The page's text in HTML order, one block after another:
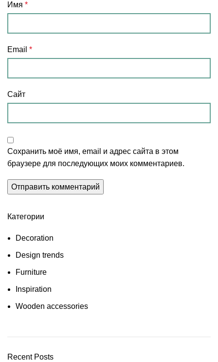
Имя *
Email *
Сайт
Сохранить моё имя, email и адрес сайта в этом
браузере для последующих моих комментариев.
Категории
Decoration
Design trends
Furniture
Inspiration
Wooden accessories
Recent Posts